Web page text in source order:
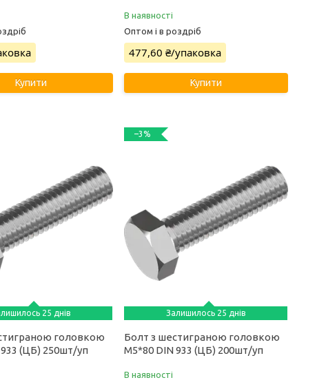
Купити
В наявності
Оптом і в роздріб
477,60 ₴/упаковка
Купити
25 днів
головкою
(ЦБ) 250шт/уп
–3%
Залишилось 25 днів
Болт з шестиграною головкою
М5*80 DIN 933 (ЦБ) 200шт/уп
В наявності